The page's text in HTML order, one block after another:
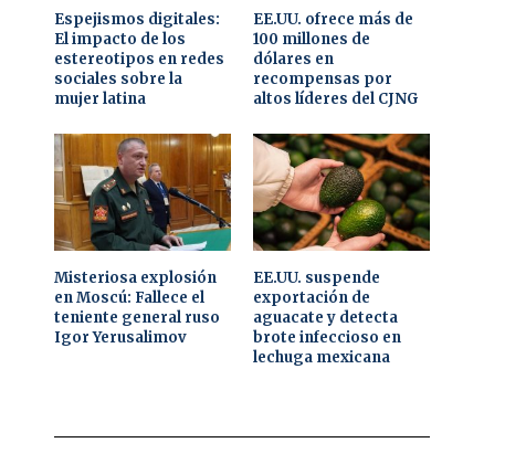
Espejismos digitales:
El impacto de los
estereotipos en redes
sociales sobre la
mujer latina
EE.UU. ofrece más de
100 millones de
dólares en
recompensas por
altos líderes del CJNG
Misteriosa explosión
en Moscú: Fallece el
teniente general ruso
Igor Yerusalimov
EE.UU. suspende
exportación de
aguacate y detecta
brote infeccioso en
lechuga mexicana